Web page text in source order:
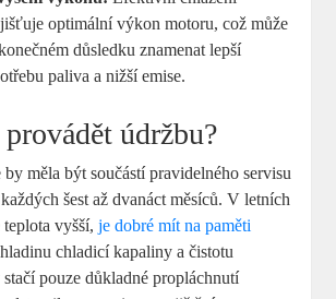
optimální výkon motoru, což může
důsledku znamenat lepší
paliva a nižší emise.
provádět údržbu?
měla být součástí pravidelného servisu
šest až dvanáct měsíců. V letních
teplota vyšší,je dobré mít na paměti
chladicí kapaliny a čistotu
pouze důkladné propláchnutí